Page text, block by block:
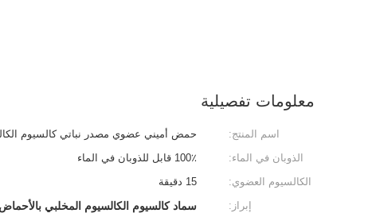
معلومات تفصيلية
اسم المنتج: حمض أميني عضوي مصدر نباتي كالسيوم
الذوبان في الماء:
100٪ قابل للذوبان في الماء
الكالسيوم العضوي:
15 دقيقة
إبراز:
سماد كالسيوم الكالسيوم المخلبي بالأحماض